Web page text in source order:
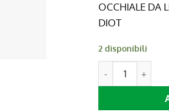
OCCHIALE DA
DIOT
2 disponibili
OCCHIALE DA